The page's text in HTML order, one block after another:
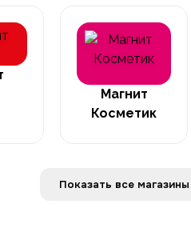
Магнит
Косметик
Показать все магазины